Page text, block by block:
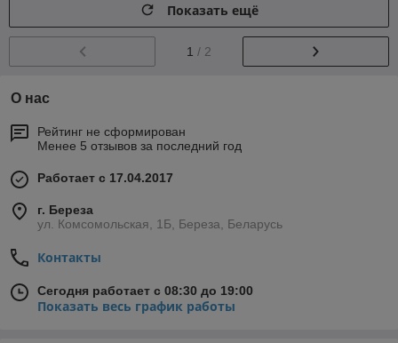
Показать ещё
1 / 2
О нас
Рейтинг не сформирован
Менее 5 отзывов за последний год
Работает с 17.04.2017
г. Береза
ул. Комсомольская, 1Б, Береза, Беларусь
Контакты
Сегодня работает с 08:30 до 19:00
Показать весь график работы